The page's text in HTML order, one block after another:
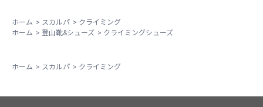
ホーム > スカルパ > クライミング
ホーム > 登山靴&シューズ > クライミングシューズ
ホーム > スカルパ > クライミング